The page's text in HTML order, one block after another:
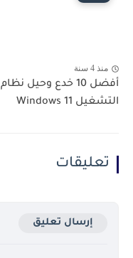
منذ 4 سنة
أفضل 10 خدع وحيل نظام
التشغيل Windows 11
تعليقات
إرسال تعليق